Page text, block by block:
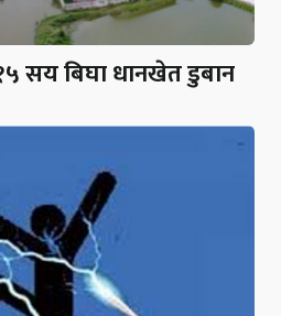
सय बिघा धानखेत डुबान